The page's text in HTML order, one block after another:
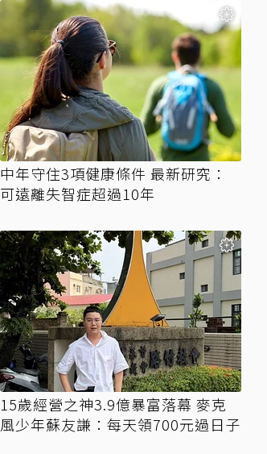
中年守住3項健康條件 最新研究：
可遠離失智症超過10年
15歲經營之神3.9億暴富落幕 麥克
風少年蘇友謙：每天領700元過日子